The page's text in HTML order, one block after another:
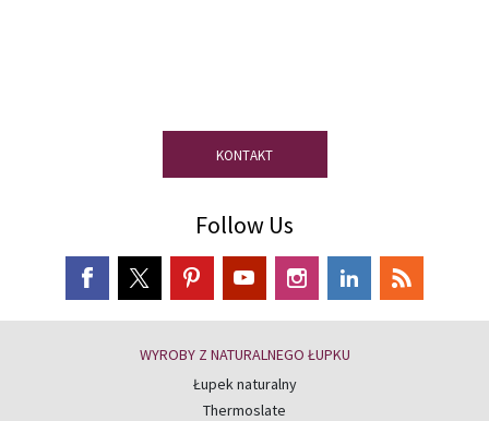
KONTAKT
Follow Us
WYROBY Z NATURALNEGO ŁUPKU
Łupek naturalny
Thermoslate